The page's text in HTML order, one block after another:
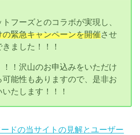
フーズとのコラボが実現し、
緊急キャンペーンを開催させ
ました！！！
！沢山のお申込みをいただけ
可能性もありますので、是非お
たします！！！
ドの当サイトの見解とユーザー